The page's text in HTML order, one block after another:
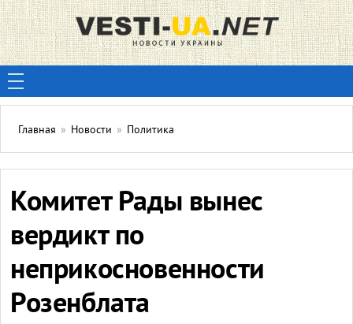
Главная » Новости » Политика
Комитет Рады вынес
вердикт по
неприкосновенности
Розенблата